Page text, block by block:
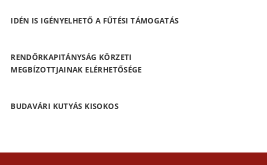
IDÉN IS IGÉNYELHETŐ A FŰTÉSI TÁMOGATÁS
RENDŐRKAPITÁNYSÁG KÖRZETI
MEGBÍZOTTJAINAK ELÉRHETŐSÉGE
BUDAVÁRI KUTYÁS KISOKOS